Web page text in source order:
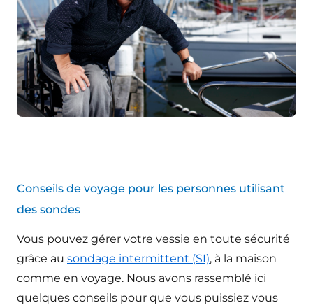
Conseils de voyage pour les personnes utilisant
des sondes
Vous pouvez gérer votre vessie en toute sécurité
grâce au sondage intermittent (SI), à la maison
comme en voyage. Nous avons rassemblé ici
quelques conseils pour que vous puissiez vous